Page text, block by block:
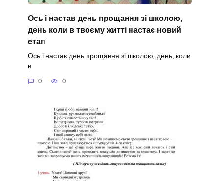
Ось і настав день прощання зі школою,
день коли в твоєму житті настає новий
етап
Ось і настав день прощання зі школою, день, коли
в
0 0